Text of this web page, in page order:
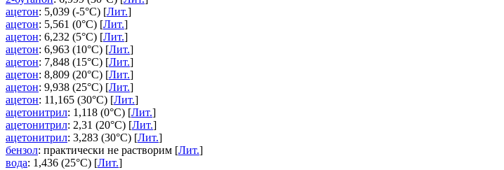
ацетон: 5,039 (-5°C) [Лит.]
ацетон: 5,561 (0°C) [Лит.]
ацетон: 6,232 (5°C) [Лит.]
ацетон: 6,963 (10°C) [Лит.]
ацетон: 7,848 (15°C) [Лит.]
ацетон: 8,809 (20°C) [Лит.]
ацетон: 9,938 (25°C) [Лит.]
ацетон: 11,165 (30°C) [Лит.]
ацетонитрил: 1,118 (0°C) [Лит.]
ацетонитрил: 2,31 (20°C) [Лит.]
ацетонитрил: 3,283 (30°C) [Лит.]
бензол: практически не растворим [Лит.]
вода: 1,436 (25°C) [Лит.]